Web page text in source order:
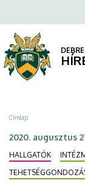
az
campuson
a
tartalomra
Morzsa
Címlap
2020. augusztus
HALLGATÓK